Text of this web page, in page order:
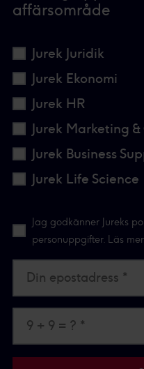
affärsområde
Jurek Juridik
Jurek Ekonomi
Jurek HR
Jurek Marketing
Jurek Business
Jurek Life Science
Jag godkänner Jureks
personuppgifter. Läs
Din epostadress *
9 + 9 = ? *